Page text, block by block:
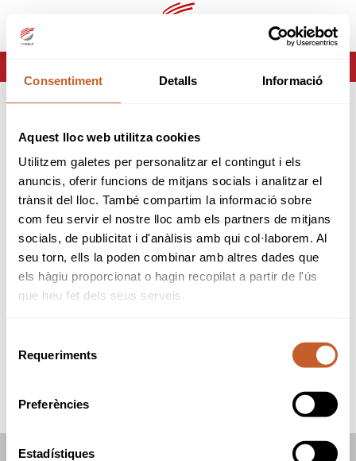
Consentiment Detalls Informació
Aquest lloc web utilitza cookies
Utilitzem galetes per personalitzar el contingut i els
anuncis, oferir funcions de mitjans socials i analitzar el
trànsit del lloc. També compartim la informació sobre
com feu servir el nostre lloc amb els partners de mitjans
socials, de publicitat i d'anàlisis amb qui col·laborem. Al
seu torn, ells la poden combinar amb altres dades que
els hàgiu proporcionat o hagin recopilat a partir de l'ús
que heu fet dels seus serveis.
Requeriments
Preferències
Estadístiques
es ca
Página no encontrada
Lo sentimos pero la página que estas buscando no
existe o ha cambiado.
volver